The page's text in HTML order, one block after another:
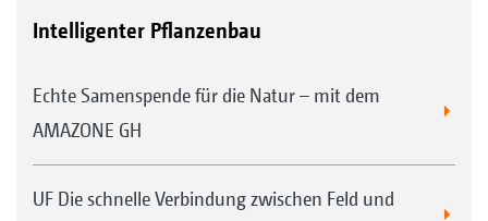
Intelligenter Pflanzenbau
Echte Samenspende für die Natur – mit dem
AMAZONE GH
UF Die schnelle Verbindung zwischen Feld und